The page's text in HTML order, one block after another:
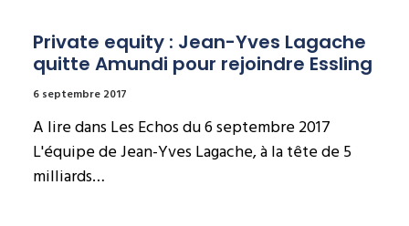
Private equity : Jean-Yves Lagache
quitte Amundi pour rejoindre Essling
6 septembre 2017
A lire dans Les Echos du 6 septembre 2017
L'équipe de Jean-Yves Lagache, à la tête de 5
milliards…